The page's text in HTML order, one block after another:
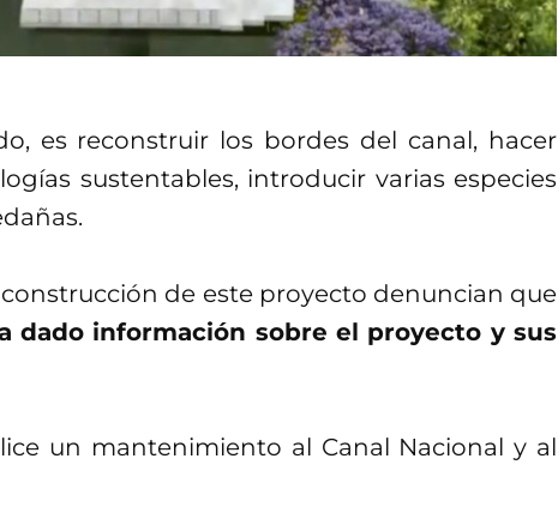
es reconstruir los bordes del canal, hacer
sustentables, introducir varias especies
construcción de este proyecto denuncian que
dado información sobre el proyecto y sus
un mantenimiento al Canal Nacional y al